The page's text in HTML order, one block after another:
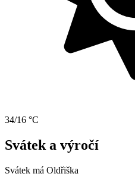
34/16 °C
Svátek a výročí
Svátek má Oldřiška